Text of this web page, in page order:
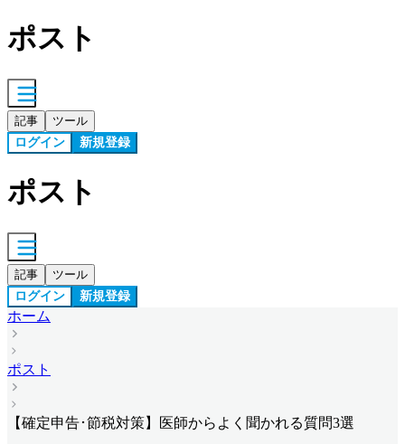
ポスト
記事 ツール
ログイン 新規登録
ポスト
記事 ツール
ログイン 新規登録
ホーム
ポスト
【確定申告･節税対策】医師からよく聞かれる質問3選